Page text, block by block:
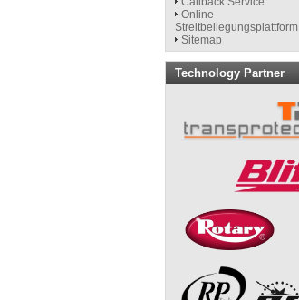
Online
Streitbeilegungsplattform
Sitemap
Technology Partner